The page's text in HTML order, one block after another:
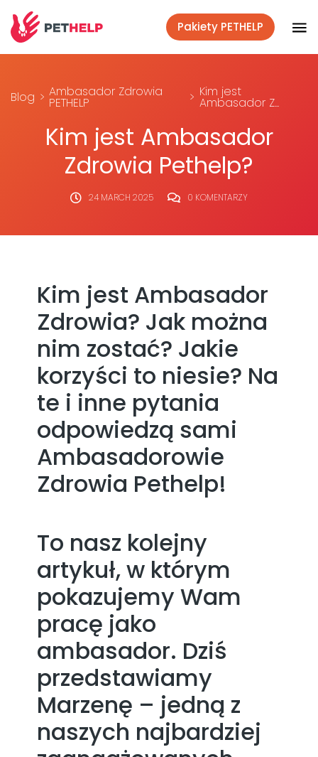
Pakiety PETHELP
Blog Ambasador Zdrowia
PETHELP
Kim jest
Ambasador Z...
Kim jest Ambasador
Zdrowia Pethelp?
24 MARCH 2025 0 KOMENTARZY
Kim jest Ambasador
Zdrowia? Jak można
nim zostać? Jakie
korzyści to niesie? Na
te i inne pytania
odpowiedzą sami
Ambasadorowie
Zdrowia Pethelp!
To nasz kolejny
artykuł, w którym
pokazujemy Wam
pracę jako
ambasador. Dziś
przedstawiamy
Marzenę – jedną z
naszych najbardziej